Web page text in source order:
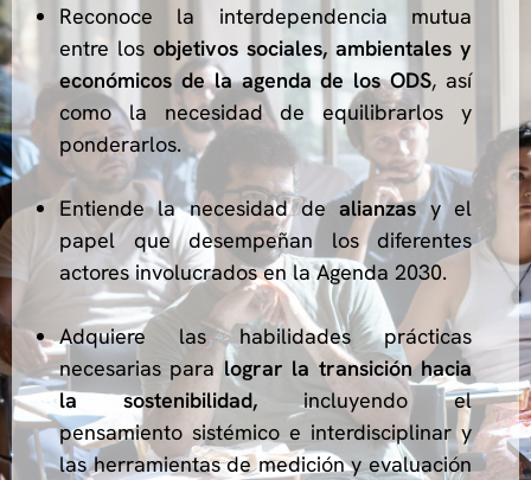
Reconoce la interdependencia mutua
entre los objetivos sociales, ambientales y
económicos de la agenda de los ODS, así
como la necesidad de equilibrarlos y
ponderarlos.
Entiende la necesidad dealianzasy el
papel que desempeñan los diferentes
actores involucrados en la Agenda 2030.
Adquiere las habilidades prácticas
necesarias paralograr la transición hacia
la sostenibilidad, incluyendo el
pensamiento sistémico e interdisciplinar y
las herramientas de medición y evaluación